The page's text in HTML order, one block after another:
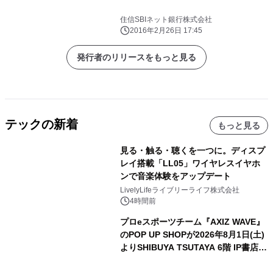
住信SBIネット銀行株式会社
2016年2月26日 17:45
発行者のリリースをもっと見る
テックの新着 もっと見る
見る・触る・聴くを一つに。ディスプ
レイ搭載「LL05」ワイヤレスイヤホ
ンで音楽体験をアップデート
LivelyLifeライブリーライフ株式会社
4時間前
プロeスポーツチーム『AXIZ WAVE』
のPOP UP SHOPが2026年8月1日(土)
よりSHIBUYA TSUTAYA 6階 IP書店で